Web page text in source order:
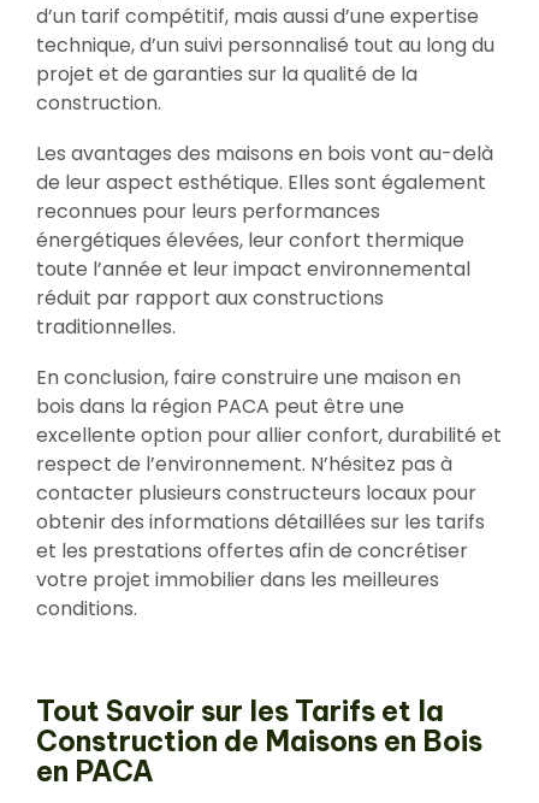
d’un tarif compétitif, mais aussi d’une expertise
technique, d’un suivi personnalisé tout au long du
projet et de garanties sur la qualité de la
construction.
Les avantages des maisons en bois vont au-delà
de leur aspect esthétique. Elles sont également
reconnues pour leurs performances
énergétiques élevées, leur confort thermique
toute l’année et leur impact environnemental
réduit par rapport aux constructions
traditionnelles.
En conclusion, faire construire une maison en
bois dans la région PACA peut être une
excellente option pour allier confort, durabilité et
respect de l’environnement. N’hésitez pas à
contacter plusieurs constructeurs locaux pour
obtenir des informations détaillées sur les tarifs
et les prestations offertes afin de concrétiser
votre projet immobilier dans les meilleures
conditions.
Tout Savoir sur les Tarifs et la
Construction de Maisons en Bois
en PACA